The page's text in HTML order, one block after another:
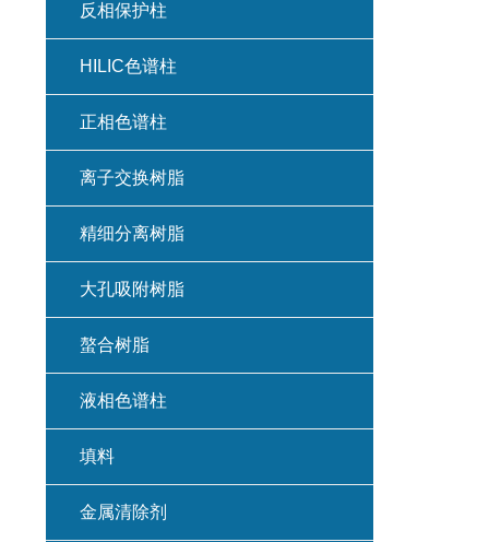
反相保护柱
HILIC色谱柱
正相色谱柱
离子交换树脂
精细分离树脂
大孔吸附树脂
螯合树脂
液相色谱柱
填料
金属清除剂